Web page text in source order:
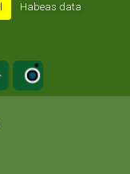
Habeas data